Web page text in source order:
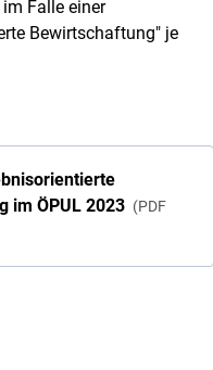
Falle einer
Bewirtschaftung" je
im ÖPUL 2023
PDF